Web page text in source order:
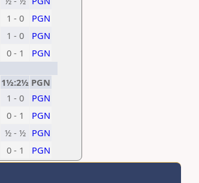
1 - 0
PGN
1 - 0
PGN
0 - 1
PGN
1½:2½ PGN
1 - 0
PGN
0 - 1
PGN
½ - ½ PGN
0 - 1 PGN